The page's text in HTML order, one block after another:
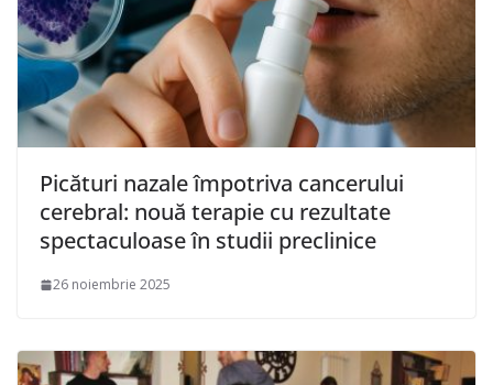
Picături nazale împotriva cancerului
cerebral: nouă terapie cu rezultate
spectaculoase în studii preclinice
26 noiembrie 2025